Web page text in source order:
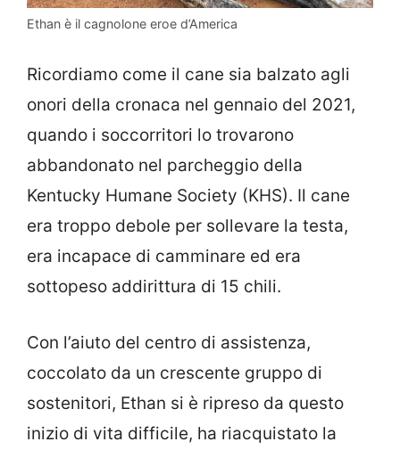
Ethan è il cagnolone eroe d’America
Ricordiamo come il cane sia balzato agli
onori della cronaca nel gennaio del 2021,
quando i soccorritori lo trovarono
abbandonato nel parcheggio della
Kentucky Humane Society (KHS). Il cane
era troppo debole per sollevare la testa,
era incapace di camminare ed era
sottopeso addirittura di 15 chili.
Con l’aiuto del centro di assistenza,
coccolato da un crescente gruppo di
sostenitori, Ethan si è ripreso da questo
inizio di vita difficile, ha riacquistato la